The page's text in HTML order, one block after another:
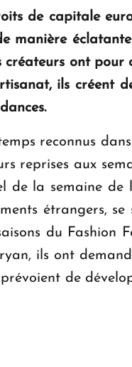
de capitale
manière
créateurs ont pour
ils créent
reconnus
reprises aux
la semaine de
étrangers,
du Fashion
ils ont
de